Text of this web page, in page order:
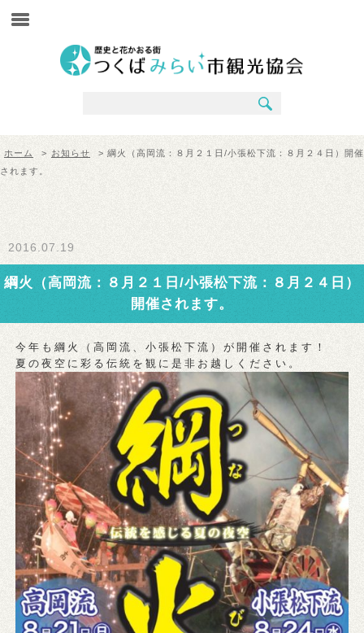
ホーム > お知らせ
> 綱火（高岡流：８月２１日/小張松下流：８月２４日）開催
されます。
2016.07.19
綱火（高岡流：８月２１日/小張松下流：８月２４日）
開催されます。
今年も綱火（高岡流、小張松下流）が開催されます！
夏の夜空に彩る伝統を観に是非お越しください。